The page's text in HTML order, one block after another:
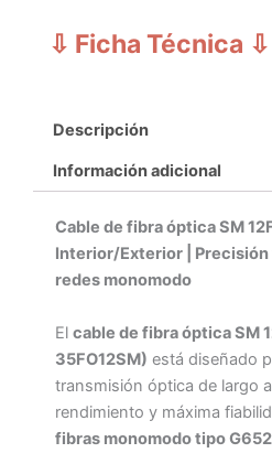
⇩ Ficha Técnica ⇩
Descripción
Información adicional
Cable de fibra óptica SM
Interior/Exterior | Precisión
redes monomodo
El cable de fibra óptica SM
35FO12SM) está diseñado
transmisión óptica de largo
rendimiento y máxima
fibras monomodo tipo